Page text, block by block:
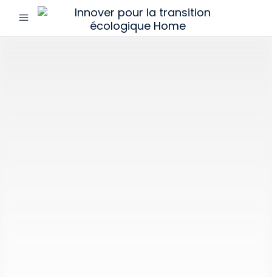
menu
Innover